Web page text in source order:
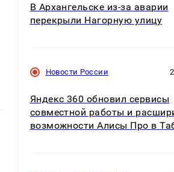
В Архангельске из-за аварии
перекрыли Нагорную улицу
Новости России
Яндекс 360 обновил сервисы
совместной работы и
возможности Алисы Про в